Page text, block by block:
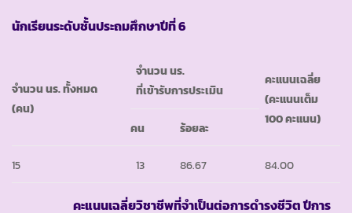
นักเรียนระดับชั้นประถมศึกษาปีที่ 6
จำนวน นร. ทั้งหมด
(คน)
จำนวน นร.
ที่เข้ารับการประเมิน
คะแนนเฉลี่ย
(คะแนนเต็ม
100 คะแนน)
คน ร้อยละ
15 13 86.67 84.00
คะแนนเฉลี่ยวิชาชีพที่จำเป็นต่อการดำรงชีวิต ปีการ